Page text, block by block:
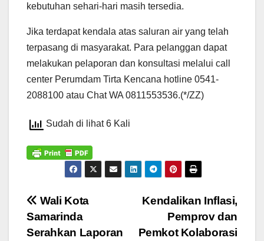
kebutuhan sehari-hari masih tersedia.
Jika terdapat kendala atas saluran air yang telah
terpasang di masyarakat. Para pelanggan dapat
melakukan pelaporan dan konsultasi melalui call
center Perumdam Tirta Kencana hotline 0541-
2088100 atau Chat WA 0811553536.(*/ZZ)
Sudah di lihat 6 Kali
Navigasi
pos
Kendalikan Inflasi,
Pemprov dan
Pemkot Kolaborasi
Wali Kota
Samarinda
Serahkan Laporan